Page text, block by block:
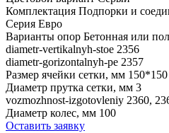
Комплектация Подпорки и
Серия Евро
Варианты опор Бетонная или
diametr-vertikalnyh-stoe 2356
diametr-gorizontalnyh-pe 2357
Размер ячейки сетки, мм 150*150
Диаметр прутка сетки, мм 3
vozmozhnost-izgotovleniy 2360,
Диаметр колес, мм 100
Оставить заявку